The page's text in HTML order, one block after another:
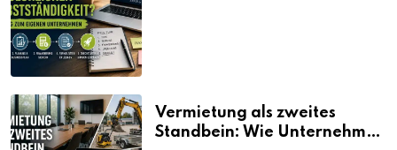
Vermietung als zweites
Standbein: Wie Unternehmen